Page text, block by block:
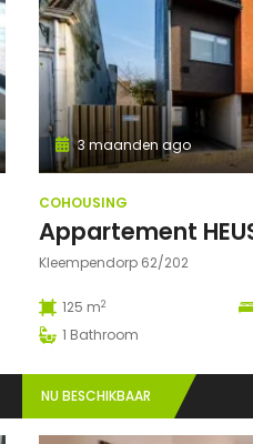
3 maanden ago
COHOUSING
Kleempendorp 62/202
125 m2
1 Bathroom
NU BESCHIKBAAR